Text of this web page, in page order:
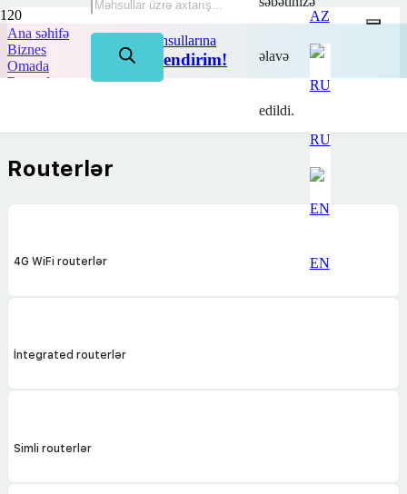
TP-Link məhsullarına
50%-dək endirim! əlavə
edildi.
AZ
RU
EN
Ana səhifə
Biznes
Omada
Routerlər
Routerlər
4G WiFi routerlər
İntegrated routerlər
Simli routerlər